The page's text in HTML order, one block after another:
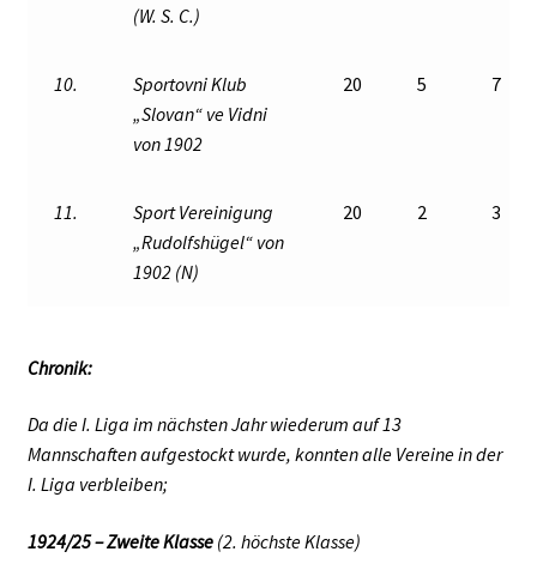
(W. S. C.)
10.
Sportovni Klub
„Slovan“ ve Vidni
von 1902
20 5 7
11.
Sport Vereinigung
„Rudolfshügel“ von
1902 (N)
20 2 3
Chronik:
Da die I. Liga im nächsten Jahr wiederum auf 13
Mannschaften aufgestockt wurde, konnten alle Vereine in der
I. Liga verbleiben;
1924/25 – Zweite Klasse (2. höchste Klasse)